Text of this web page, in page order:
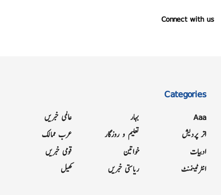
Connect with us
Categories
Aaa
اتر پردیش
ادبیات
انٹرٹینمنٹ
بہار
تعلیم و روزگار
خواتین
ریاستی خبریں
عالمی خبریں
عرب ممالک
قومی خبریں
کھیل